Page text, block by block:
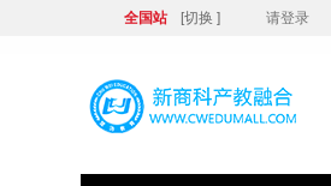
全国站 [切换 ] 请登录